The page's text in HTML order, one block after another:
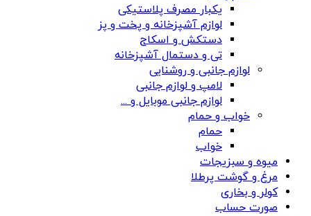
یکبار مصرف پلاستیکی
لوازم آشپزخانه و پخت و پز
دستکش و اسکاج
تی و دستمال آشپزخانه
لوازم جانبی و روشنایی
لامپ و لوازم جانبی
لوازم جانبی موبایل و ...
خواب و حمام
حمام
خواب
میوه و سبزیجات
مرغ و گوشت پرطلا
کولر و بخاری
صورت حساب